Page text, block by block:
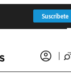
Suscríbete